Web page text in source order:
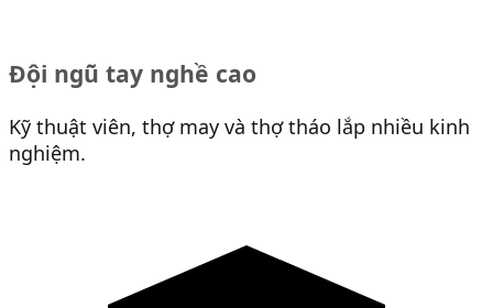
Đội ngũ tay nghề cao
Kỹ thuật viên, thợ may và thợ tháo lắp nhiều kinh
nghiệm.